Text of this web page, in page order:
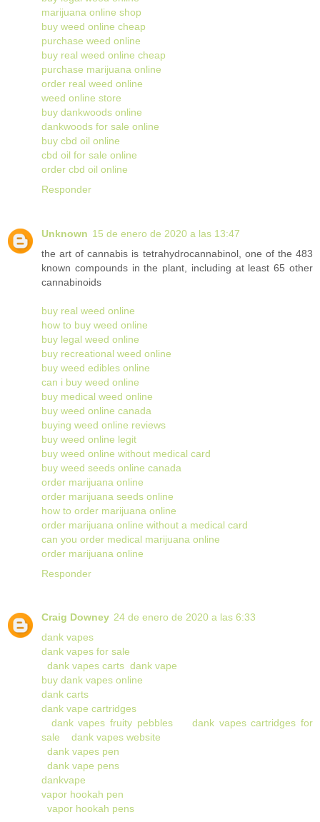
marijuana online shop
buy weed online cheap
purchase weed online
buy real weed online cheap
purchase marijuana online
order real weed online
weed online store
buy dankwoods online
dankwoods for sale online
buy cbd oil online
cbd oil for sale online
order cbd oil online
Responder
Unknown 15 de enero de 2020 a las 13:47
the art of cannabis is tetrahydrocannabinol, one of the 483
known compounds in the plant, including at least 65 other
cannabinoids
buy real weed online
how to buy weed online
buy legal weed online
buy recreational weed online
buy weed edibles online
can i buy weed online
buy medical weed online
buy weed online canada
buying weed online reviews
buy weed online legit
buy weed online without medical card
buy weed seeds online canada
order marijuana online
order marijuana seeds online
how to order marijuana online
order marijuana online without a medical card
can you order medical marijuana online
order marijuana online
Responder
Craig Downey 24 de enero de 2020 a las 6:33
dank vapes
dank vapes for sale
dank vapes carts dank vape
buy dank vapes online
dank carts
dank vape cartridges
dank vapes fruity pebbles
dank vapes cartridges for
sale
dank vapes website
dank vapes pen
dank vape pens
dankvape
vapor hookah pen
vapor hookah pens